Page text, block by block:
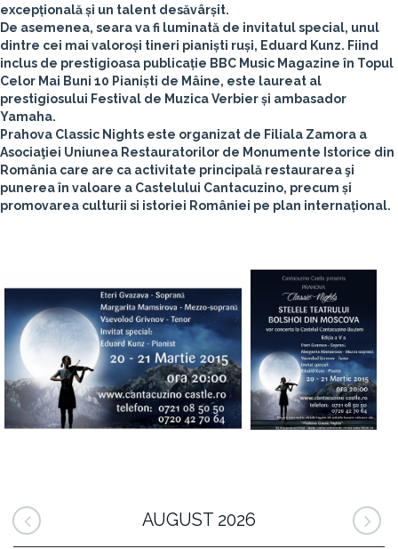
excepțională și un talent desăvârșit.
De asemenea, seara va fi luminată de invitatul special, unul
dintre cei mai valoroși tineri pianiști ruși, Eduard Kunz. Fiind
inclus de prestigioasa publicație BBC Music Magazine în Topul
Celor Mai Buni 10 Pianiști de Mâine, este laureat al
prestigiosului Festival de Muzica Verbier și ambasador
Yamaha.
Prahova Classic Nights este organizat de Filiala Zamora a
Asociaţiei Uniunea Restauratorilor de Monumente Istorice din
România care are ca activitate principală restaurarea şi
punerea în valoare a Castelului Cantacuzino, precum și
promovarea culturii si istoriei României pe plan internațional.
AUGUST 2026